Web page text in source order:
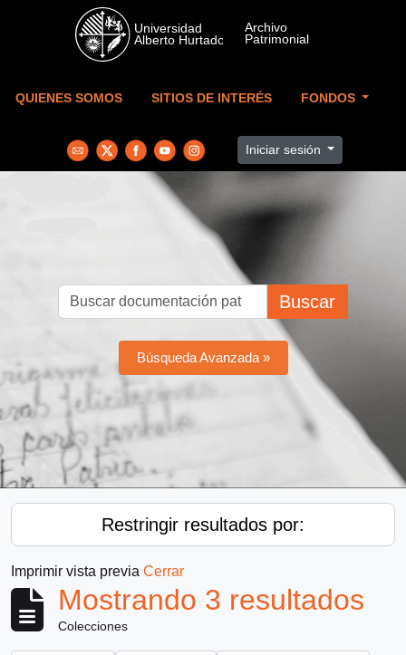
Skip to main content
QUIENES SOMOS SITIOS DE INTERÉS FONDOS
Iniciar sesión
Buscar
Búsqueda Avanzada »
Restringir resultados por:
Imprimir vista previa Cerrar
Mostrando 3 resultados
Colecciones